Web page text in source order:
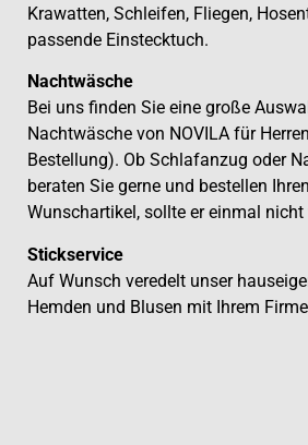
Krawatten, Schleifen, Fliegen,
passende Einstecktuch.
Nachtwäsche
Bei uns finden Sie eine große
Nachtwäsche von NOVILA für
Bestellung). Ob Schlafanzug oder
beraten Sie gerne und bestellen
Wunschartikel, sollte er einmal
Stickservice
Auf Wunsch veredelt unser
Hemden und Blusen mit Ihrem